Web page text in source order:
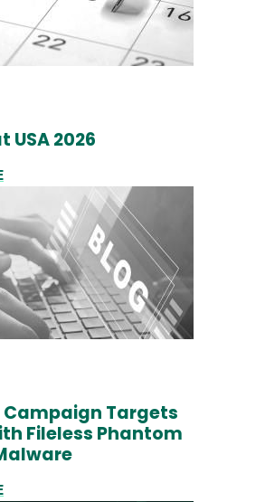
USA 2026
Campaign Targets
Fileless Phantom